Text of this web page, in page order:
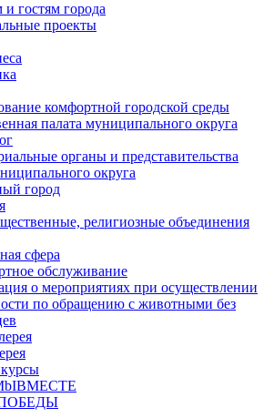
гостям города
проекты
комфортной городской среды
палата муниципального округа
органы и представительства
округа
город
религиозные объединения
сфера
обслуживание
о мероприятиях при осуществлении
по обращению с животными без